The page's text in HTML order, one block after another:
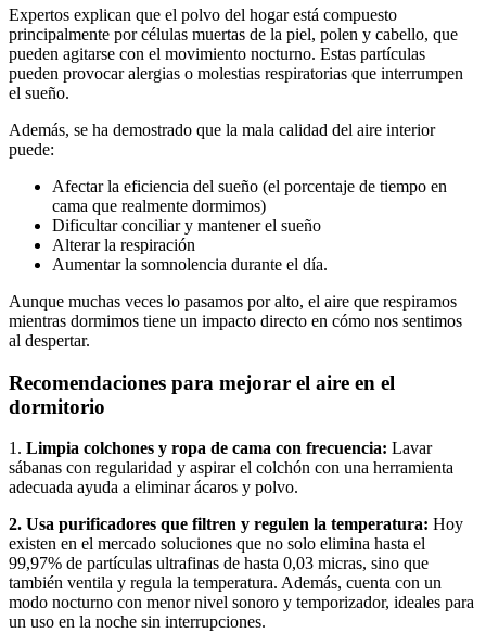
Expertos explican que el polvo del hogar está compuesto
principalmente por células muertas de la piel, polen y cabello, que
pueden agitarse con el movimiento nocturno. Estas partículas
pueden provocar alergias o molestias respiratorias que interrumpen
el sueño.
Además, se ha demostrado que la mala calidad del aire interior
puede:
Afectar la eficiencia del sueño (el porcentaje de tiempo en
cama que realmente dormimos)
Dificultar conciliar y mantener el sueño
Alterar la respiración
Aumentar la somnolencia durante el día.
Aunque muchas veces lo pasamos por alto, el aire que respiramos
mientras dormimos tiene un impacto directo en cómo nos sentimos
al despertar.
Recomendaciones para mejorar el aire en el
dormitorio
1. Limpia colchones y ropa de cama con frecuencia: Lavar
sábanas con regularidad y aspirar el colchón con una herramienta
adecuada ayuda a eliminar ácaros y polvo.
2. Usa purificadores que filtren y regulen la temperatura: Hoy
existen en el mercado soluciones que no solo elimina hasta el
99,97% de partículas ultrafinas de hasta 0,03 micras, sino que
también ventila y regula la temperatura. Además, cuenta con un
modo nocturno con menor nivel sonoro y temporizador, ideales para
un uso en la noche sin interrupciones.